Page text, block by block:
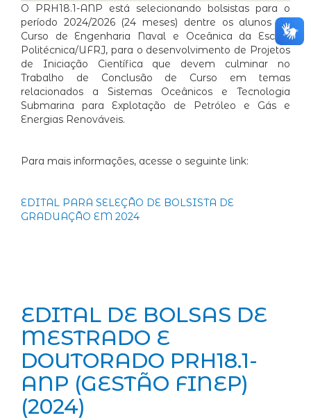
O PRH18.1-ANP está selecionando bolsistas para o
período 2024/2026 (24 meses) dentre os alunos do
Curso de Engenharia Naval e Oceânica da Escola
Politécnica/UFRJ, para o desenvolvimento de Projetos
de Iniciação Científica que devem culminar no
Trabalho de Conclusão de Curso em temas
relacionados a Sistemas Oceânicos e Tecnologia
Submarina para Explotação de Petróleo e Gás e
Energias Renováveis.
Para mais informações, acesse o seguinte link:
EDITAL PARA SELEÇÃO DE BOLSISTA DE
GRADUAÇÃO EM 2024
EDITAL DE BOLSAS DE
MESTRADO E
DOUTORADO PRH18.1-
ANP (GESTÃO FINEP)
(2024)